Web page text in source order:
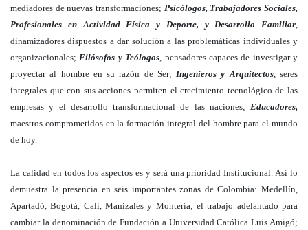
mediadores de nuevas transformaciones; Psicólogos, Trabajadores Sociales,
Profesionales en Actividad Física y Deporte, y Desarrollo Familiar
dinamizadores dispuestos a dar solución a las problemáticas individuales y
organizacionales; Filósofos y Teólogos , pensadores capaces de investigar y
proyectar al hombre en su razón de Ser; Ingenieros y Arquitectos, seres
integrales que con sus acciones permiten el crecimiento tecnológico de las
empresas y el desarrollo transformacional de las naciones; Educadores,
maestros comprometidos en la formación integral del hombre para el mundo
de hoy.
La calidad en todos los aspectos es y será una prioridad Institucional. Así lo
demuestra la presencia en seis importantes zonas de Colombia: Medellín,
Apartadó, Bogotá, Cali, Manizales y Montería; el trabajo adelantado para
cambiar la denominación de Fundación a Universidad Católica Luis Amigó;